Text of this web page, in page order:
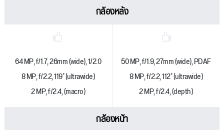
กล้องหลัง
64 MP, f/1.7, 26mm (wide), 1/2.0
8 MP, f/2.2, 119˚ (ultrawide)
2 MP, f/2.4, (macro)
50 MP, f/1.9, 27mm (wide), PDAF
8 MP, f/2.2, 112˚ (ultrawide)
2 MP, f/2.4, (depth)
กล้องหน้า